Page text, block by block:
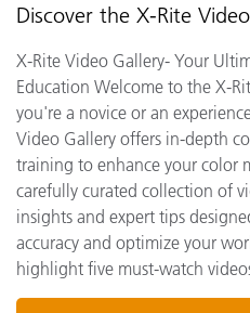
Discover the X-Rite
X-Rite Video Gallery- Your
Education Welcome to the X-
you're a novice or an
Video Gallery offers in-depth
training to enhance your color
carefully curated collection of
insights and expert tips
accuracy and optimize your
highlight five must-watch